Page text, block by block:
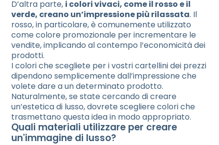
D’altra parte, i colori vivaci, come il rosso e il
verde, creano un’impressione più rilassata. Il
rosso, in particolare, è comunemente utilizzato
come colore promozionale per incrementare le
vendite, implicando al contempo l’economicità dei
prodotti.
I colori che scegliete per i vostri cartellini dei prezzi
dipendono semplicemente dall’impressione che
volete dare a un determinato prodotto.
Naturalmente, se state cercando di creare
un’estetica di lusso, dovrete scegliere colori che
trasmettano questa idea in modo appropriato.
Quali materiali utilizzare per creare
un'immagine di lusso?